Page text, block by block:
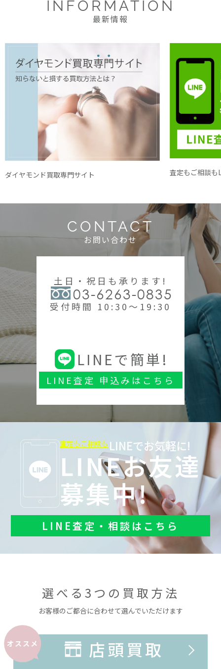
INFORMATION
最新情報
ダイヤモンド買取専門サイト 査定もご相談も
CONTACT
お問い合わせ
土日・祝日も承ります!
03-6263-0835
受付時間 10:30～19:30
LINEで簡単!
LINE査定 申込みはこちら
査定もご相談も LINEでお気軽に!
LINEお友達
募集中!
LINE査定・相談はこちら
選べる3つの買取方法
お客様のご都合に合わせて選んでいただけます
オススメ
店頭買取